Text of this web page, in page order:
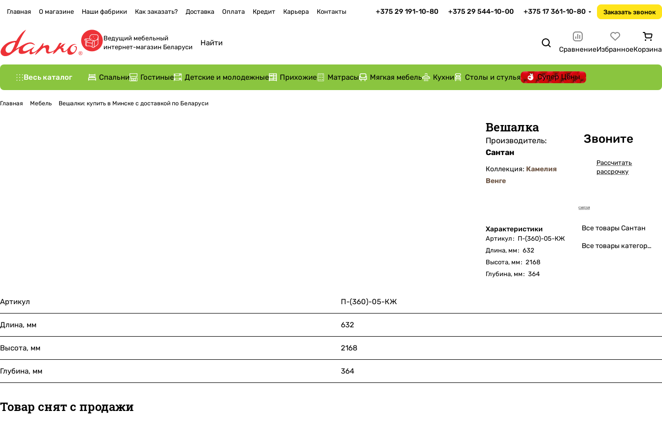
Главная О магазине Наши фабрики Как заказать? Доставка Оплата Кредит Карьера Контакты +375 29 191-10-80 +375 29 544-10-00 +375 17 361-10-80 Заказать звонок
Ведущий мебельный
интернет-магазин Беларуси
СравнениеИзбранноеКорзина
Весь каталог Спальни Гостиные Детские и молодежные Прихожие Матрасы Мягкая мебель Кухни Столы и стулья Супер Цены
Главная Мебель Вешалки: купить в Минске с доставкой по Беларуси
Вешалка
Производитель:
Сантан
Коллекция: Камелия
Венге
Характеристики
Артикул: П-(360)-05-КЖ
Длина, мм: 632
Высота, мм: 2168
Глубина, мм: 364
Звоните
Рассчитать
рассрочку
Все товары Сантан
Все товары категории
Артикул П-(360)-05-КЖ
Длина, мм 632
Высота, мм 2168
Глубина, мм 364
Товар снят с продажи